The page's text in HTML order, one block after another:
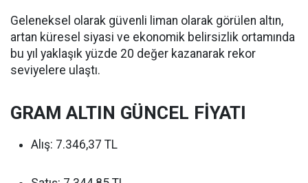
Geleneksel olarak güvenli liman olarak görülen altın,
artan küresel siyasi ve ekonomik belirsizlik ortamında
bu yıl yaklaşık yüzde 20 değer kazanarak rekor
seviyelere ulaştı.
GRAM ALTIN GÜNCEL FİYATI
Alış: 7.346,37 TL